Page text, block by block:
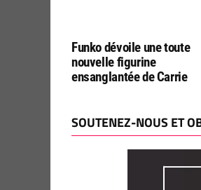
Funko dévoile une toute
nouvelle figurine
ensanglantée de Carrie
SOUTENEZ-NOUS ET